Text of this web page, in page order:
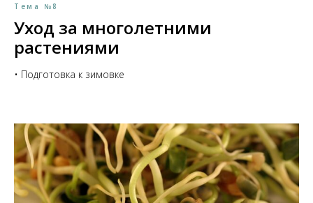
Тема №8
Уход за многолетними
растениями
• Подготовка к зимовке